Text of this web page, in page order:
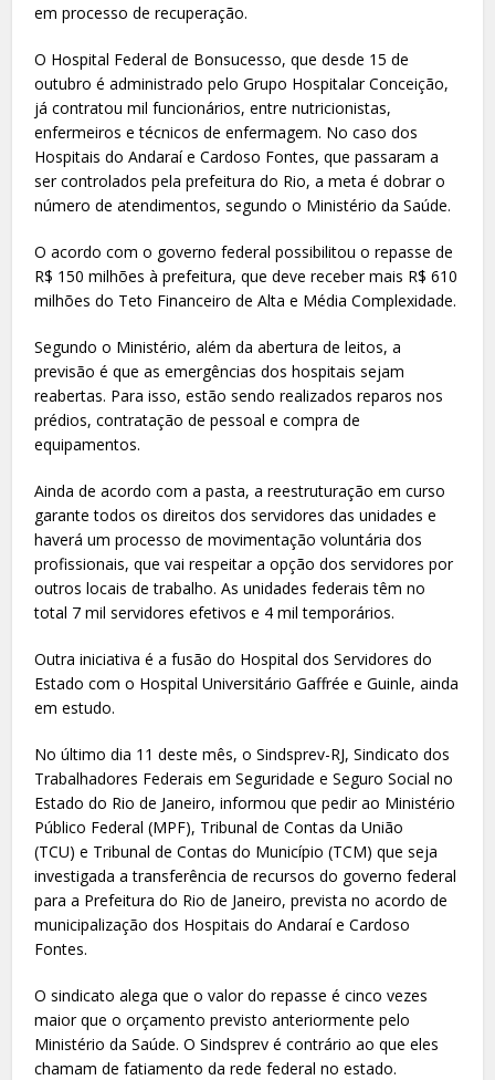
em processo de recuperação.
O Hospital Federal de Bonsucesso, que desde 15 de
outubro é administrado pelo Grupo Hospitalar Conceição,
já contratou mil funcionários, entre nutricionistas,
enfermeiros e técnicos de enfermagem. No caso dos
Hospitais do Andaraí e Cardoso Fontes, que passaram a
ser controlados pela prefeitura do Rio, a meta é dobrar o
número de atendimentos, segundo o Ministério da Saúde.
O acordo com o governo federal possibilitou o repasse de
R$ 150 milhões à prefeitura, que deve receber mais R$ 610
milhões do Teto Financeiro de Alta e Média Complexidade.
Segundo o Ministério, além da abertura de leitos, a
previsão é que as emergências dos hospitais sejam
reabertas. Para isso, estão sendo realizados reparos nos
prédios, contratação de pessoal e compra de
equipamentos.
Ainda de acordo com a pasta, a reestruturação em curso
garante todos os direitos dos servidores das unidades e
haverá um processo de movimentação voluntária dos
profissionais, que vai respeitar a opção dos servidores por
outros locais de trabalho. As unidades federais têm no
total 7 mil servidores efetivos e 4 mil temporários.
Outra iniciativa é a fusão do Hospital dos Servidores do
Estado com o Hospital Universitário Gaffrée e Guinle, ainda
em estudo.
No último dia 11 deste mês, o Sindsprev-RJ, Sindicato dos
Trabalhadores Federais em Seguridade e Seguro Social no
Estado do Rio de Janeiro, informou que pedir ao Ministério
Público Federal (MPF), Tribunal de Contas da União
(TCU) e Tribunal de Contas do Município (TCM) que seja
investigada a transferência de recursos do governo federal
para a Prefeitura do Rio de Janeiro, prevista no acordo de
municipalização dos Hospitais do Andaraí e Cardoso
Fontes.
O sindicato alega que o valor do repasse é cinco vezes
maior que o orçamento previsto anteriormente pelo
Ministério da Saúde. O Sindsprev é contrário ao que eles
chamam de fatiamento da rede federal no estado.